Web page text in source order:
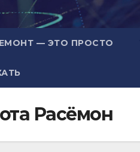
— ЭТО ПРОСТО
Расёмон